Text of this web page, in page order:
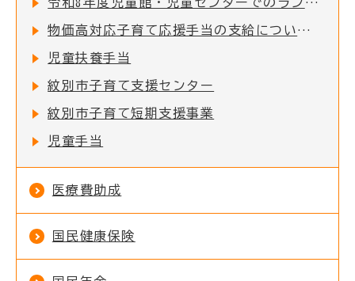
物価高対応子育て応援手当の支給について（申請受付終了）
児童扶養手当
紋別市子育て支援センター
紋別市子育て短期支援事業
児童手当
医療費助成
国民健康保険